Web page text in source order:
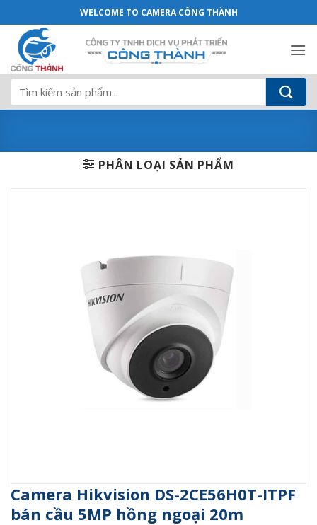
qua
dung
Camera Hikvision DS-2CE56H0T-ITPF
WELCOME TO CAMERA CÔNG THÀNH
Tìm
kiếm:
PHÂN LOẠI SẢN PHẨM
Camera Hikvision DS-2CE56H0T-ITPF
bán cầu 5MP hồng ngoại 20m